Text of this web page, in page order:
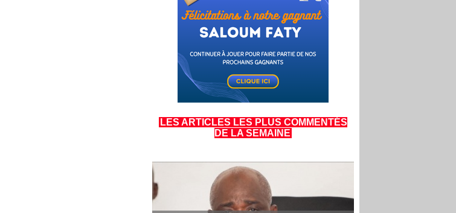
LES ARTICLES LES PLUS COMMENTÉS
DE LA SEMAINE